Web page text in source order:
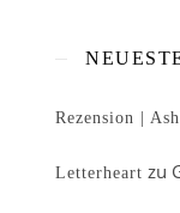
Rezension |
Letterheart zu